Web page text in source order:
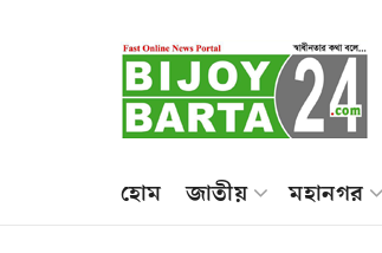
হোম জাতীয় মহানগর